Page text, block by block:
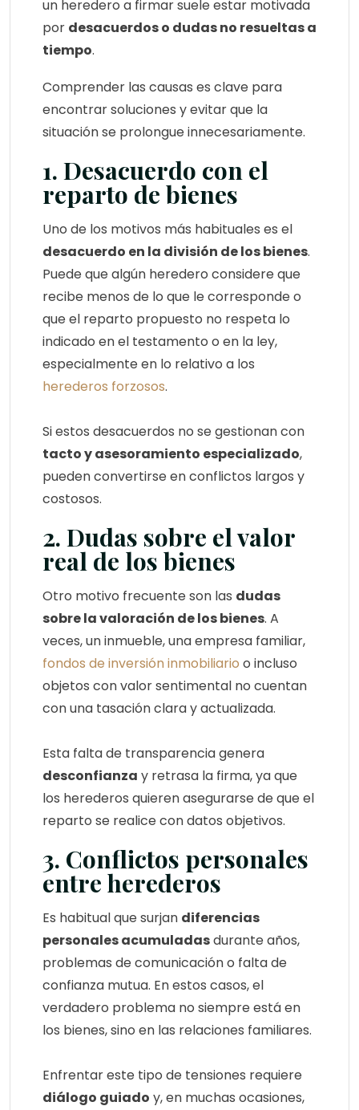
un heredero a firmar suele estar motivada
por desacuerdos o dudas no resueltas a
tiempo.
Comprender las causas es clave para
encontrar soluciones y evitar que la
situación se prolongue innecesariamente.
1. Desacuerdo con el
reparto de bienes
Uno de los motivos más habituales es el
desacuerdo en la división de los bienes.
Puede que algún heredero considere que
recibe menos de lo que le corresponde o
que el reparto propuesto no respeta lo
indicado en el testamento o en la ley,
especialmente en lo relativo a los
herederos forzosos.
Si estos desacuerdos no se gestionan con
tacto y asesoramiento especializado,
pueden convertirse en conflictos largos y
costosos.
2. Dudas sobre el valor
real de los bienes
Otro motivo frecuente son las dudas
sobre la valoración de los bienes. A
veces, un inmueble, una empresa familiar,
fondos de inversión inmobiliario o incluso
objetos con valor sentimental no cuentan
con una tasación clara y actualizada.
Esta falta de transparencia genera
desconfianza y retrasa la firma, ya que
los herederos quieren asegurarse de que el
reparto se realice con datos objetivos.
3. Conflictos personales
entre herederos
Es habitual que surjan diferencias
personales acumuladasdurante años,
problemas de comunicación o falta de
confianza mutua. En estos casos, el
verdadero problema no siempre está en
los bienes, sino en las relaciones familiares.
Enfrentar este tipo de tensiones requiere
diálogo guiado y, en muchas ocasiones,